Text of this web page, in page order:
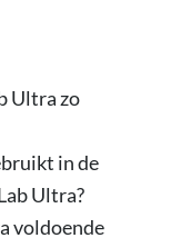
Ultra zo
in de
Ultra?
voldoende